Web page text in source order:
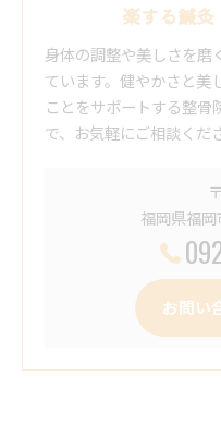
楽する鍼
身体の調整や美しさを磨
ています。健やかさと美
ことをサポートする整
で、お気軽にご相談くだ
福岡県福岡
お問い